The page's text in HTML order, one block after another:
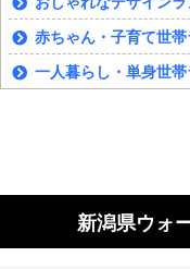
赤ちゃん・子育て世
一人暮らし・単身世
新潟県ウォ